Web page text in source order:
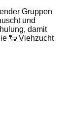
Gruppen
und
damit
🐑 Viehzucht